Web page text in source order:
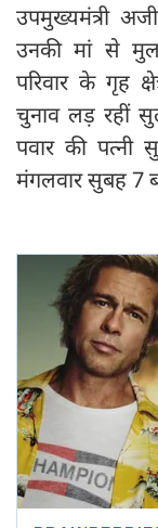
उपमुख्यमंत्री
उनकी मां से
परिवार के गृह
चुनाव लड़ रहीं
पवार की पत्नी
मंगलवार सुबह 7